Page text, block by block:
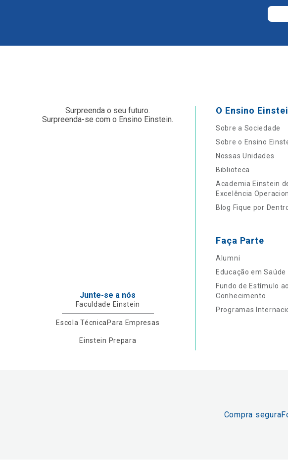
Surpreenda o seu futuro.
Surpreenda-se com o Ensino Einstein.
Junte-se a nós
Faculdade Einstein
Escola Técnica Para Empresas
Einstein Prepara
O Ensino
Sobre a Sociedade
Sobre o Ensino
Nossas Unidades
Biblioteca
Academia Einstein
Excelência
Blog Fique por
Faça Parte
Alumni
Educação em
Fundo de Estímulo ao
Conhecimento
Programas
Compra segura